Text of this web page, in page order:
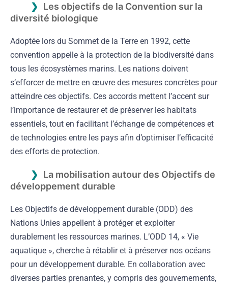
Les objectifs de la Convention sur la
diversité biologique
Adoptée lors du Sommet de la Terre en 1992, cette
convention appelle à la protection de la biodiversité dans
tous les écosystèmes marins. Les nations doivent
s’efforcer de mettre en œuvre des mesures concrètes pour
atteindre ces objectifs. Ces accords mettent l’accent sur
l’importance de restaurer et de préserver les habitats
essentiels, tout en facilitant l’échange de compétences et
de technologies entre les pays afin d’optimiser l’efficacité
des efforts de protection.
La mobilisation autour des Objectifs de
développement durable
Les Objectifs de développement durable (ODD) des
Nations Unies appellent à protéger et exploiter
durablement les ressources marines. L’ODD 14, « Vie
aquatique », cherche à rétablir et à préserver nos océans
pour un développement durable. En collaboration avec
diverses parties prenantes, y compris des gouvernements,